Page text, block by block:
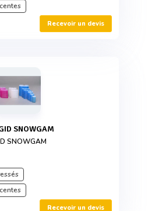
Recevoir un devis
SNOWGAM
SNOWGAM
Recevoir un devis